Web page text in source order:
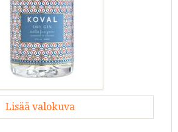
Lisää valokuva